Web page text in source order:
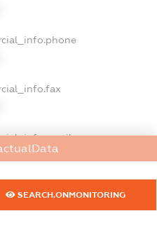
SEARCH.ONMONITORING